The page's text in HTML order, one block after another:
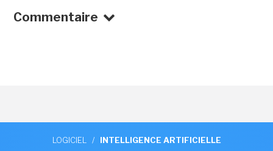
Commentaire
LOGICIEL / INTELLIGENCE ARTIFICIELLE